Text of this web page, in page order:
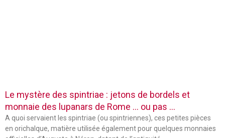
Le mystère des spintriae : jetons de bordels et
monnaie des lupanars de Rome … ou pas …
A quoi servaient les spintriae (ou spintriennes), ces petites pièces
en orichalque, matière utilisée également pour quelques monnaies